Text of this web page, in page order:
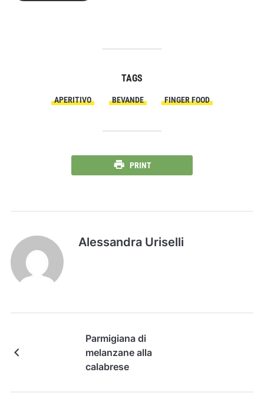
TAGS
APERITIVO BEVANDE FINGER FOOD
PRINT
Alessandra Uriselli
Parmigiana di
melanzane alla
calabrese